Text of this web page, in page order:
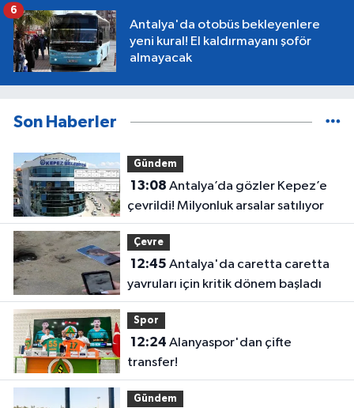
Antalya'da otobüs bekleyenlere
yeni kural! El kaldırmayanı şoför
almayacak
6
Son Haberler
Gündem
13:08
çevrildi! Milyonluk arsalar satılıyor
Çevre
12:45
yavruları için kritik dönem başladı
Spor
12:24
transfer!
Gündem